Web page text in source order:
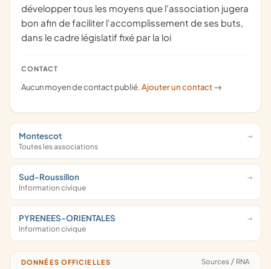
développer tous les moyens que l'association jugera
bon afin de faciliter l'accomplissement de ses buts,
dans le cadre législatif fixé par la loi
CONTACT
Aucun moyen de contact publié.Ajouter un contact ->
Montescot
Toutes les associations
Sud-Roussillon
Information civique
PYRENEES-ORIENTALES
Information civique
DONNÉES OFFICIELLES Sources / RNA